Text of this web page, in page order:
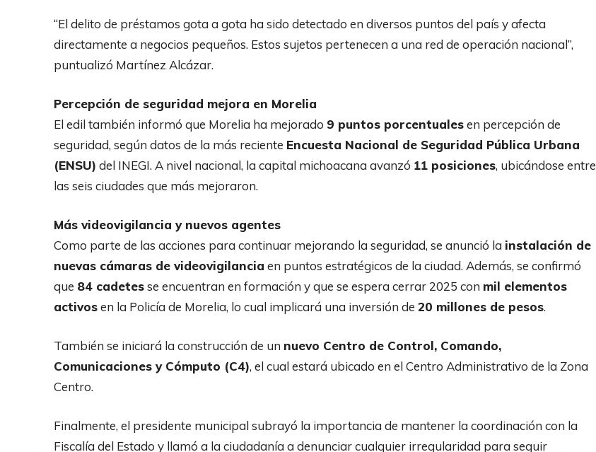
“El delito de préstamos gota a gota ha sido detectado en diversos puntos del país y afecta
directamente a negocios pequeños. Estos sujetos pertenecen a una red de operación nacional”,
puntualizó Martínez Alcázar.
Percepción de seguridad mejora en Morelia
El edil también informó que Morelia ha mejorado 9 puntos porcentualesen percepción de
seguridad, según datos de la más reciente Encuesta Nacional de Seguridad Pública Urbana
(ENSU) del INEGI. A nivel nacional, la capital michoacana avanzó 11 posiciones, ubicándose entre
las seis ciudades que más mejoraron.
Más videovigilancia y nuevos agentes
Como parte de las acciones para continuar mejorando la seguridad, se anunció la instalación de
nuevas cámaras de videovigilancia en puntos estratégicos de la ciudad. Además, se confirmó
que 84 cadetesse encuentran en formación y que se espera cerrar 2025 con mil elementos
activosen la Policía de Morelia, lo cual implicará una inversión de 20 millones de pesos.
También se iniciará la construcción de un nuevo Centro de Control, Comando,
Comunicaciones y Cómputo (C4), el cual estará ubicado en el Centro Administrativo de la Zona
Centro.
Finalmente, el presidente municipal subrayó la importancia de mantener la coordinación con la
Fiscalía del Estado y llamó a la ciudadanía a denunciar cualquier irregularidad para seguir